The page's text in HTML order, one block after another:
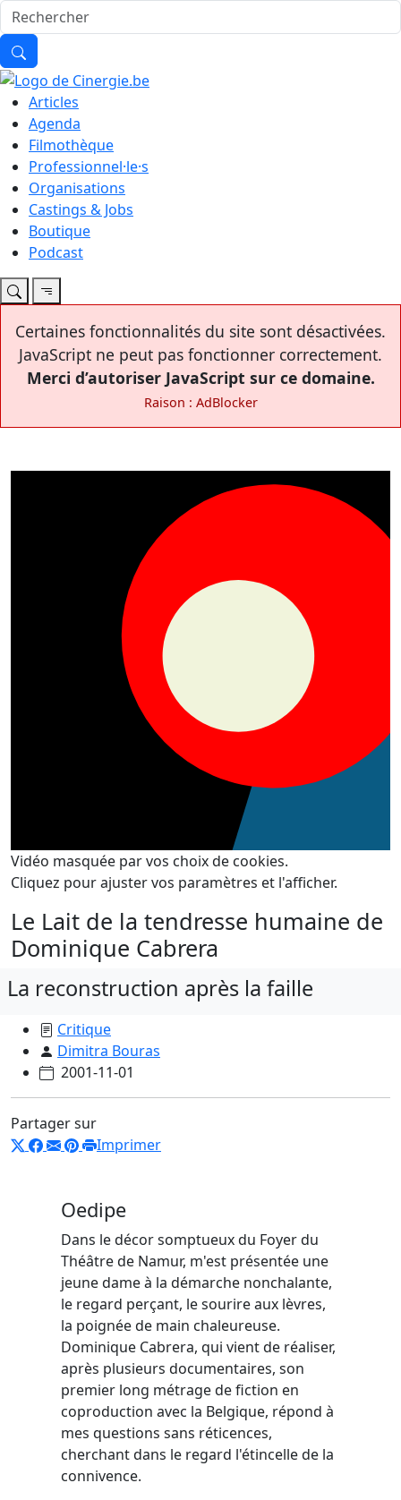
Articles
Agenda
Filmothèque
Professionnel·le·s
Organisations
Castings & Jobs
Boutique
Podcast
Certaines fonctionnalités du site sont désactivées.
JavaScript ne peut pas fonctionner correctement.
Merci d’autoriser JavaScript sur ce domaine.
Raison : AdBlocker
Vidéo masquée par vos choix de cookies.
Cliquez pour ajuster vos paramètres et l'afficher.
Le Lait de la tendresse humaine de
Dominique Cabrera
La reconstruction après la faille
Critique
Dimitra Bouras
2001-11-01
Partager sur
Imprimer
Oedipe
Dans le décor somptueux du Foyer du
Théâtre de Namur, m'est présentée une
jeune dame à la démarche nonchalante,
le regard perçant, le sourire aux lèvres,
la poignée de main chaleureuse.
Dominique Cabrera, qui vient de réaliser,
après plusieurs documentaires, son
premier long métrage de fiction en
coproduction avec la Belgique, répond à
mes questions sans réticences,
cherchant dans le regard l'étincelle de la
connivence.